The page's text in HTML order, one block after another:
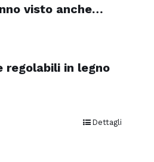
visto anche…
regolabili in legno
Dettagli